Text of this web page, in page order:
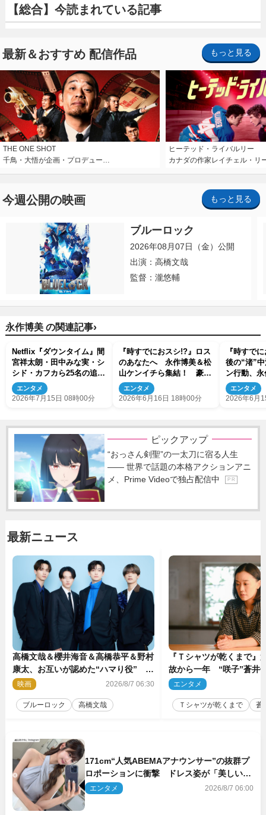
【総合】今読まれている記事
最新＆おすすめ 配信作品 もっと見る
THE ONE SHOT
千鳥・大悟が企画・プロデュー…
ヒーテッド・ライバルリー
カナダの作家レイチェル・リ
今週公開の映画 もっと見る
ブルーロック
2026年08月07日（金）公開
出演：高橋文哉
監督：瀧悠輔
永作博美 の関連記事›
Netflix『ダウンタイム』間
宮祥太朗・田中みな実・シ
シド・カフカら25名の追加
キャスト＆ティザー予告映
像解禁
エンタメ
2026年7月15日 08時00分
『時すでにおスシ!?』ロス
のあなたへ 永作博美＆松
山ケンイチら集結！ 豪華
オフショットに反響「是非
続編を」
エンタメ
2026年6月16日 18時00分
『時すで
後の“渚”
ン行動、
エンタメ
2026年6月
ピックアップ
“おっさん剣聖”の一太刀に宿る人生
―― 世界で話題の本格アクションアニ
メ、Prime Videoで独占配信中
P R
最新ニュース
高橋文哉＆櫻井海音＆高橋恭平＆野村
康太、お互いが認めた“ハマり役”
『ブルーロック』で築いた最高のチー
映画 2026/8/7 06:30
ブルーロック 高橋文哉
『Ｔシャツが乾くまで』
故から一年 “咲子”蒼井
島歩は心を許しあえる関
エンタメ
Ｔシャツが乾くまで 蒼
171cm“人気ABEMAアナウンサー”の抜群プ
ロポーションに衝撃 ドレス姿が「美しい」
「品がありすぎる」
エンタメ 2026/8/7 06:00